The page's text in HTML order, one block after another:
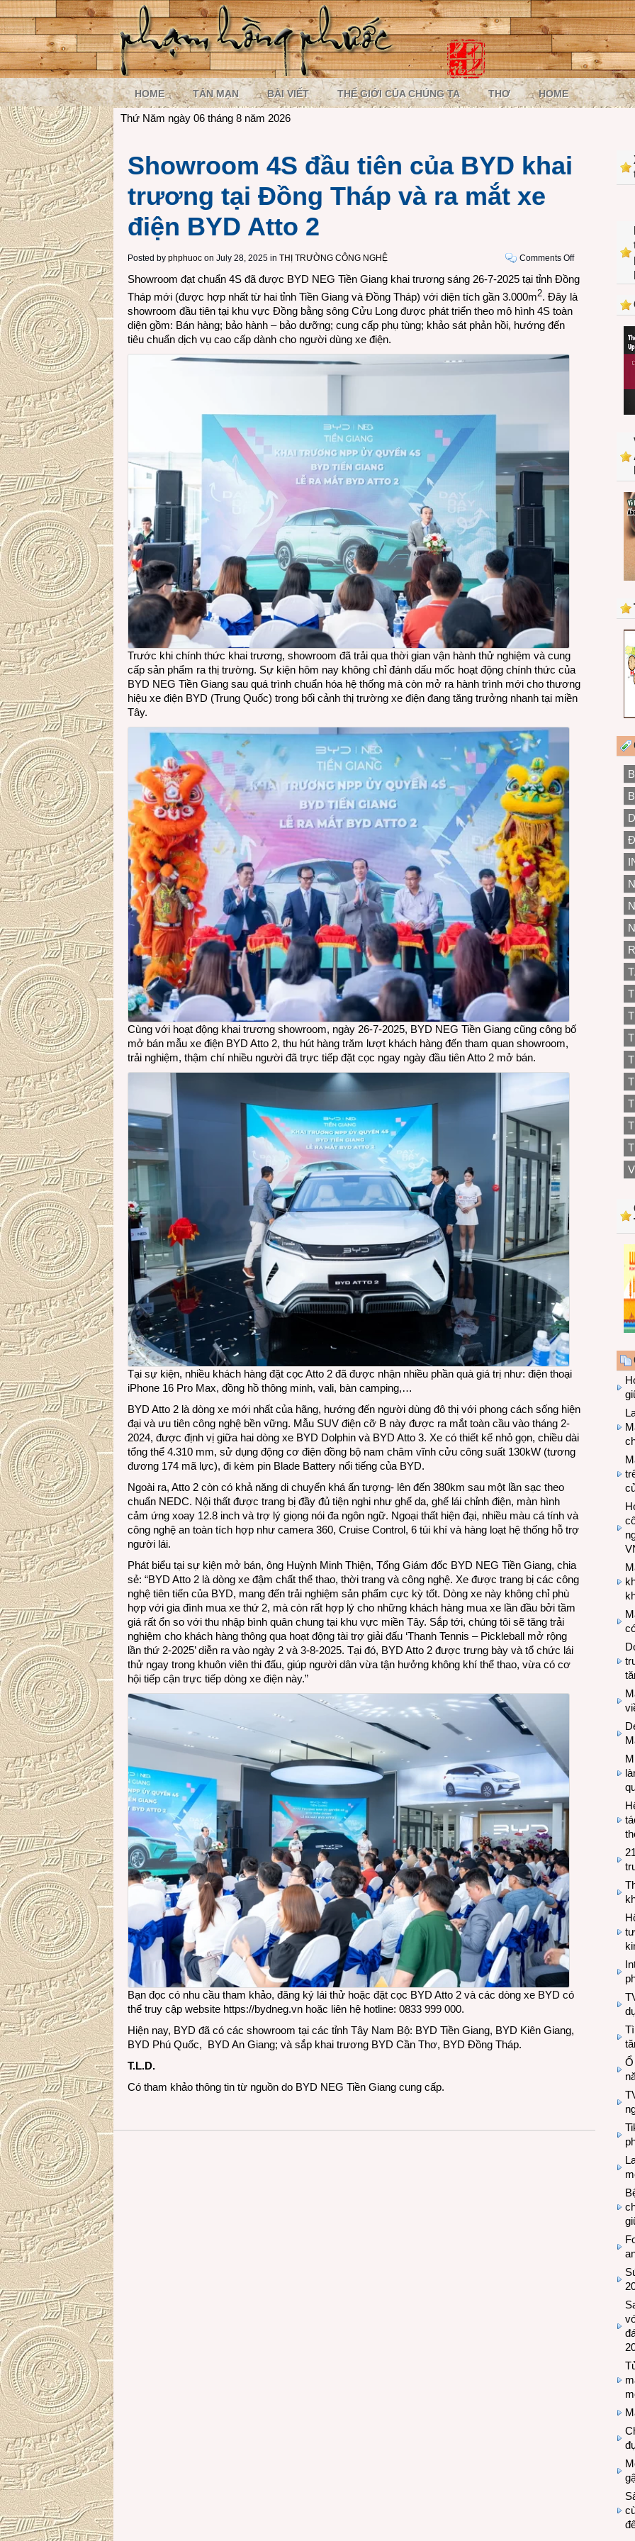
HOME TẢN MẠN BÀI VIẾT THẾ GIỚI CỦA CHÚNG TA THƠ HOME
Thứ Năm ngày 06 tháng 8 năm 2026
Showroom 4S đầu tiên của BYD khai
trương tại Đồng Tháp và ra mắt xe
điện BYD Atto 2
Posted by phphuoc on July 28, 2025 in THỊ TRƯỜNG CÔNG NGHỆ Comments Offon
4S
đầu
Showroom đạt chuẩn 4S đã được BYD NEG Tiền Giang khai trương sáng 26-7-2025 tại tỉnh Đồng
Tháp mới (được hợp nhất từ hai tỉnh Tiền Giang và Đồng Tháp) với diện tích gần 3.000m2. Đây là
showroom đầu tiên tại khu vực Đồng bằng sông Cửu Long được phát triển theo mô hình 4S toàn
diện gồm: Bán hàng; bảo hành – bảo dưỡng; cung cấp phụ tùng; khảo sát phản hồi, hướng đến
tiêu chuẩn dịch vụ cao cấp dành cho người dùng xe điện.
Trước khi chính thức khai trương, showroom đã trải qua thời gian vận hành thử nghiệm và cung
cấp sản phẩm ra thị trường. Sự kiện hôm nay không chỉ đánh dấu mốc hoạt động chính thức của
BYD NEG Tiền Giang sau quá trình chuẩn hóa hệ thống mà còn mở ra hành trình mới cho thương
hiệu xe điện BYD (Trung Quốc) trong bối cảnh thị trường xe điện đang tăng trưởng nhanh tại miền
Tây.
Cùng với hoạt động khai trương showroom, ngày 26-7-2025, BYD NEG Tiền Giang cũng công bố
mở bán mẫu xe điện BYD Atto 2, thu hút hàng trăm lượt khách hàng đến tham quan showroom,
trải nghiệm, thậm chí nhiều người đã trực tiếp đặt cọc ngay ngày đầu tiên Atto 2 mở bán.
Tại sự kiện, nhiều khách hàng đặt cọc Atto 2 đã được nhận nhiều phần quà giá trị như: điện thoại
iPhone 16 Pro Max, đồng hồ thông minh, vali, bàn camping,…
BYD Atto 2 là dòng xe mới nhất của hãng, hướng đến người dùng đô thị với phong cách sống hiện
đại và ưu tiên công nghệ bền vững. Mẫu SUV điện cỡ B này được ra mắt toàn cầu vào tháng 2-
2024, được định vị giữa hai dòng xe BYD Dolphin và BYD Atto 3. Xe có thiết kế nhỏ gọn, chiều dài
tổng thể 4.310 mm, sử dụng động cơ điện đồng bộ nam châm vĩnh cửu công suất 130kW (tương
đương 174 mã lực), đi kèm pin Blade Battery nổi tiếng của BYD.
Ngoài ra, Atto 2 còn có khả năng di chuyển khá ấn tượng- lên đến 380km sau một lần sạc theo
chuẩn NEDC. Nội thất được trang bị đầy đủ tiện nghi như ghế da, ghế lái chỉnh điện, màn hình
cảm ứng xoay 12.8 inch và trợ lý giọng nói đa ngôn ngữ. Ngoại thất hiện đại, nhiều màu cá tính và
công nghệ an toàn tích hợp như camera 360, Cruise Control, 6 túi khí và hàng loạt hệ thống hỗ trợ
người lái.
Phát biểu tại sự kiện mở bán, ông Huỳnh Minh Thiện, Tổng Giám đốc BYD NEG Tiền Giang, chia
sẻ: “BYD Atto 2 là dòng xe đậm chất thể thao, thời trang và công nghệ. Xe được trang bị các công
nghệ tiên tiến của BYD, mang đến trải nghiệm sản phẩm cực kỳ tốt. Dòng xe này không chỉ phù
hợp với gia đình mua xe thứ 2, mà còn rất hợp lý cho những khách hàng mua xe lần đầu bởi tầm
giá rất ổn so với thu nhập bình quân chung tại khu vực miền Tây. Sắp tới, chúng tôi sẽ tăng trải
nghiệm cho khách hàng thông qua hoạt động tài trợ giải đấu ‘Thanh Tennis – Pickleball mở rộng
lần thứ 2-2025’ diễn ra vào ngày 2 và 3-8-2025. Tại đó, BYD Atto 2 được trưng bày và tổ chức lái
thử ngay trong khuôn viên thi đấu, giúp người dân vừa tận hưởng không khí thể thao, vừa có cơ
hội tiếp cận trực tiếp dòng xe điện này.”
Bạn đọc có nhu cầu tham khảo, đăng ký lái thử hoặc đặt cọc BYD Atto 2 và các dòng xe BYD có
thể truy cập website https://bydneg.vn hoặc liên hệ hotline: 0833 999 000.
Hiện nay, BYD đã có các showroom tại các tỉnh Tây Nam Bộ: BYD Tiền Giang, BYD Kiên Giang,
BYD Phú Quốc, BYD An Giang; và sắp khai trương BYD Cần Thơ, BYD Đồng Tháp.
T.L.D.
Có tham khảo thông tin từ nguồn do BYD NEG Tiền Giang cung cấp.